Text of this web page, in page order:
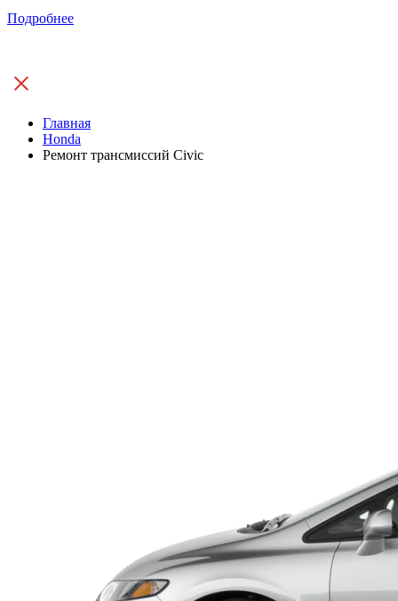
Подробнее
Главная
Honda
Ремонт трансмиссий Civic